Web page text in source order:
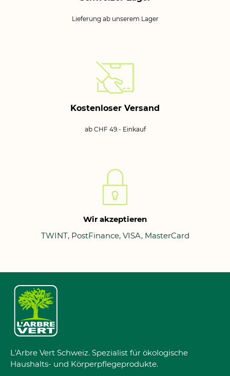
Lieferung ab unserem Lager
Kostenloser Versand
ab CHF 49.- Einkauf
Wir akzeptieren
TWINT, PostFinance, VISA, MasterCard
L'Arbre Vert Schweiz. Spezialist für ökologische
Haushalts- und Körperpflegeprodukte.